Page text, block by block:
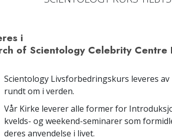
i
of Scientology Celebrity Centre
Scientology Livsforbedringskurs leveres
rundt om i verden.
Vår Kirke leverer alle former for
kvelds- og weekend-seminarer som
deres anvendelse i livet.